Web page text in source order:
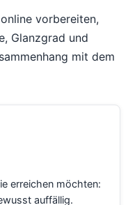
vorbereiten,
Glanzgrad und
mit dem
erreichen möchten:
auffällig.